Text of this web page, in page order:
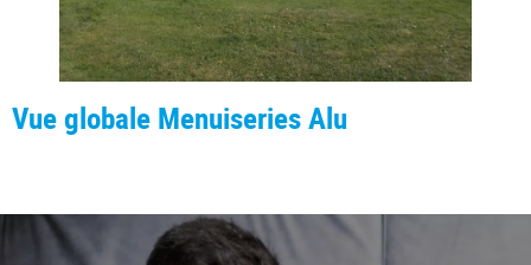
Vue globale Menuiseries Alu